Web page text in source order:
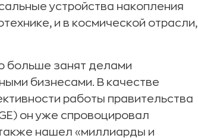
устройства накопления
и в космической отрасли,
больше занят делами
бизнесами. В качестве
работы правительства
он уже спровоцировал
нашел «миллиарды и